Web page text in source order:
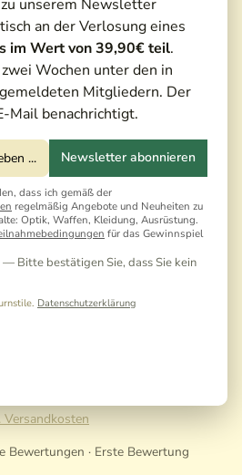
unserem Newsletter
an der Verlosung eines
im Wert von 39,90€ teil.
Wochen unter den in
Mitgliedern. Der
Mail benachrichtigt.
Newsletter abonnieren
dass ich gemäß der
regelmäßig Angebote und Neuheiten zu
Optik, Waffen, Kleidung, Ausrüstung.
für das Gewinnspiel
— Bitte bestätigen Sie, dass Sie kein
Datenschutzerklärung
Bewertungen · Erste Bewertung